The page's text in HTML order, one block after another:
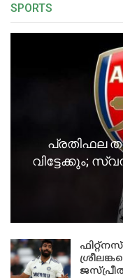
SPORTS
പ്രതിഫല
വിട്ടേക്കും;